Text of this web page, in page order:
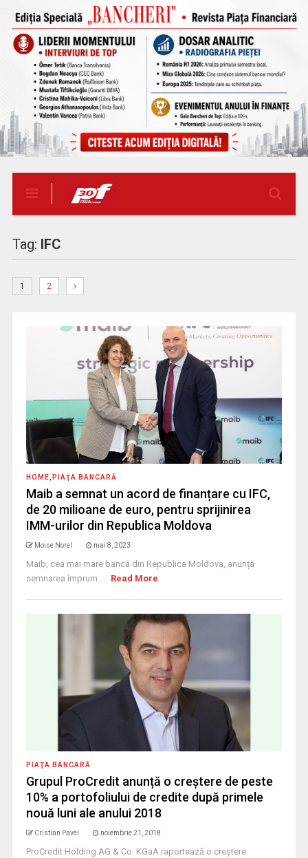
Tag: IFC
1 2
HOME PIAŢA BANCARĂ
Maib a semnat un acord de finanțare cu IFC,
de 20 milioane de euro, pentru sprijinirea
IMM-urilor din Republica Moldova
Moise Norel mai 8, 2023
Maib, cea mai mare bancă din Republica Moldova, anunță
semnarea împrum ... Read More
PIAŢA BANCARĂ
Grupul ProCredit anunță o creștere de peste
10% a portofoliului de credite după primele
nouă luni ale anului 2018
Cristian Pavel noiembrie 21, 2018
ProCredit Holding AG & Co. KGaA raportează o creștere